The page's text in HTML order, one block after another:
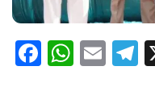
F W E T